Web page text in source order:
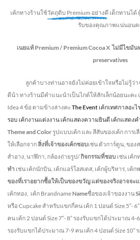
เค้กทางร้านใช้วัตถุดิบ Premium อย่างดี เด็กทานได้
รับของคุณภาพแน่นอนค
เนยแท้ Premium / Premium CocoaX ไม่มีไขมัน
preservatives
ลูกค้าบางท่านอาจยังไม่ค่อยเข้าใจหรือไม่รู้ว่า
ดีน้า ทางร้านมีคำแนะนำเป็นไกด์ให้สักเล็กน้อยนะคะ
Idea 4 ข้อ ตามข้างล่างคะ The Event เค้กเทศกาลอะไ
รอบ เค้กงานแต่งงาน เค้กแสดงความยินดี เค้กแสดง
Theme and Color รูปแบบเค้ก และ สีสันของเค้ก การเ
ให้เลือกจากสิ่งที่เจ้าของเค้กชอบเช่น ตัวการ์ตูน, ของส
สำอาง, นาฬิกา, กล้องถ่ายรูป/กิจกรรมที่ชอบ เช่น เค้ก
ทำ เช่น เค้กนักบิน, เค้กแอร์โฮสเตส, เค้กผู้บริหาร, เค้
ของที่เราอยากซื้อให้เป็นของขวัญ แต่ของจริงอาจจะ
เค้กทอง, เค้ก Brandname Nameชื่อของเจ้าของงาน
หรือ Cupcake สำหรับแขกกี่คน เค้ก 1 ปอนด์ Size 5″-
คน เค้ก 2 ปอนด์ Size 7″- 8” รองรับแขกได้ประมาณ 4-
รองรับแขกได้ประมาณ 7-9 คน เค้ก 4 ปอนด์ Size 10”